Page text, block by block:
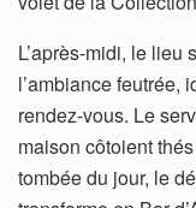
L’après-midi, le lieu
l’ambiance feutrée,
rendez-vous. Le
maison côtoient
tombée du jour, le